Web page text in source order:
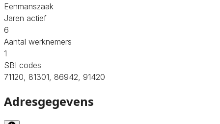
Eenmanszaak
Jaren actief
6
Aantal werknemers
1
SBI codes
71120, 81301, 86942, 91420
Adresgegevens